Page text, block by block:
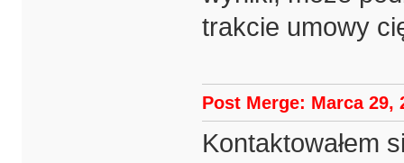
trakcie umowy
Post Merge: Marca 29,
Kontaktowałem